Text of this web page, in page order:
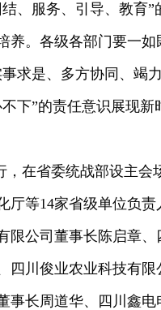
、服务、引导、教育
。各级各部门要一
求是、多方协同、竭
下”的责任意识展现
在省委统战部设主会
等14家省级单位负责
公司董事长陈启章
川俊业农业科技有
长周道华、四川鑫电